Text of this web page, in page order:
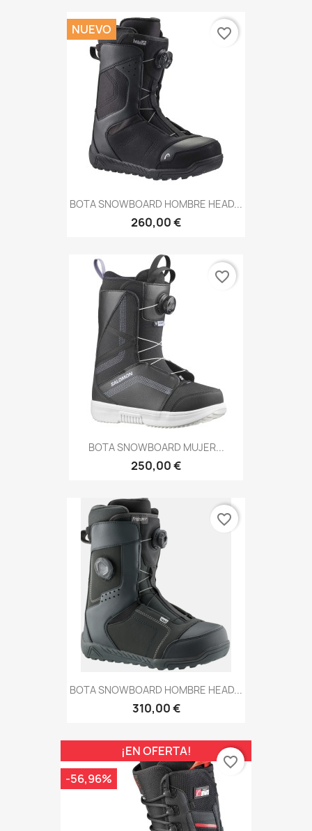
BOTA SNOWBOARD HOMBRE HEAD...
260,00 €
NUEVO favorite_border
BOTA SNOWBOARD MUJER...
250,00 €
favorite_border
BOTA SNOWBOARD HOMBRE HEAD...
310,00 €
favorite_border
¡EN OFERTA!
-56,96%
favorite_border